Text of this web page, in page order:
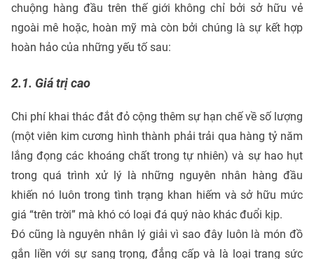
chuộng hàng đầu trên thế giới không chỉ bởi sở hữu vẻ
ngoài mê hoặc, hoàn mỹ mà còn bởi chúng là sự kết hợp
hoàn hảo của những yếu tố sau:
2.1. Giá trị cao
Chi phí khai thác đắt đỏ cộng thêm sự hạn chế về số lượng
(một viên kim cương hình thành phải trải qua hàng tỷ năm
lắng đọng các khoáng chất trong tự nhiên) và sự hao hụt
trong quá trình xử lý là những nguyên nhân hàng đầu
khiến nó luôn trong tình trạng khan hiếm và sở hữu mức
giá “trên trời” mà khó có loại đá quý nào khác đuổi kịp.
Đó cũng là nguyên nhân lý giải vì sao đây luôn là món đồ
gắn liền với sự sang trọng, đẳng cấp và là loại trang sức